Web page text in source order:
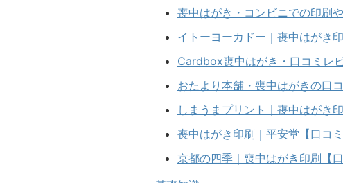
喪中はがき・コンビニでの印刷
イトーヨーカドー｜喪中はがき
Cardbox喪中はがき・口コミレ
おたより本舗・喪中はがきの口
しまうまプリント｜喪中はがき
喪中はがき印刷｜平安堂【口コ
京都の四季｜喪中はがき印刷【